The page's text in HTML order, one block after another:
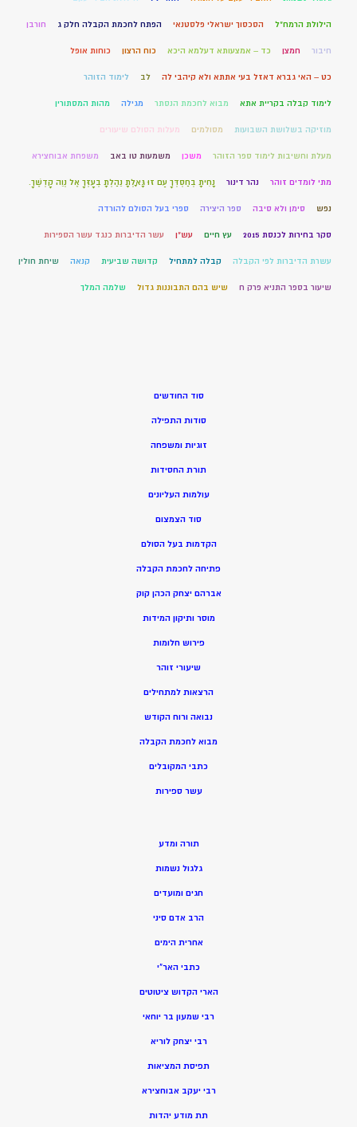
הילולת הרמח"ל הסכסוך ישראלי פלסטנאי הפתח לחכמת הקבלה חלק ג חורבן
חיבור חמצן כד – אמצעותא דעלמא היכא כוח הרצון כוחות אופל
כט – האי גברא דאזל בעי אתתא ולא קיהבי לה לב לימוד הזוהר
לימוד קבלה בקריית אתא מבוא לחכמת הנסתר מגילה מהות המסתורין
מוזיקה בשלושת השבועות מסולמים מעלות הסולם שיעורים
מעלת וחשיבות לימוד ספר הזוהר משכן משמעות טו באב משפחת אבוחצירא
מתי לומדים זוהר נהר דינור נָחִיתָ בְחַסְדְּךָ עַם זוּ גָּאָלְתָּ נֵהַלְתָּ בְעָזְּךָ אֶל נְוֵה קָדְשֶׁךָ.
נפש סימן ולא סיבה ספר היצירה ספרי בעל הסולם להורדה
סקר בחירות לכנסת 2015 עץ חיים עש"ן עשר הדיברות כנגד עשר הספירות
עשרת הדיברות לפי הקבלה קבלה למתחיל קדושה שביעית קנאה שיחת חולין
שיעור בספר התניא פרק ח שיש בהם התבוננות גדול שלמה המלך
סוד החודשים
סודות התפילה
זוגיות ומשפחה
תורת החסידות
עולמות העליונים
סוד הצמצום
הקדמות בעל הסולם
פתיחה לחכמת הקבלה
אברהם יצחק הכהן קוק
מוסר ותיקון המידות
פירוש חלומות
שיעורי זוהר
הרצאות למתחילים
נבואה ורוח הקודש
מבוא לחכמת הקבלה
כתבי המקובלים
עשר ספירות
תורה ומדע
גלגול נשמות
חגים ומועדים
הרב אדם סיני
אחרית הימים
כתבי האר”י
הארי הקדוש ציטוטים
רבי שמעון בר יוחאי
רבי יצחק לוריא
תפיסת המציאות
רבי יעקב אבוחצירא
תת מודע יהדות